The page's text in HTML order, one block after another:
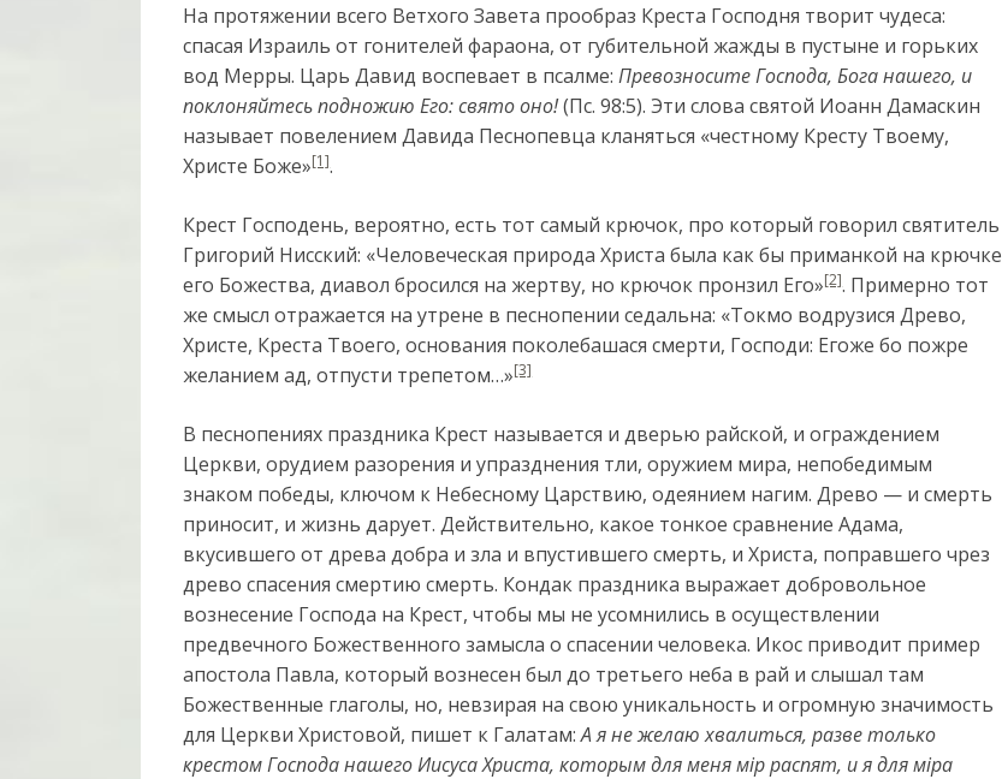
На протяжении всего Ветхого Завета прообраз Креста Господня творит чудеса:
спасая Израиль от гонителей фараона, от губительной жажды в пустыне и горьких
вод Мерры. Царь Давид воспевает в псалме:Превозносите Господа, Бога нашего, и
поклоняйтесь подножию Его: свято оно!(Пс. 98:5). Эти слова святой Иоанн Дамаскин
называет повелением Давида Песнопевца кланяться «честному Кресту Твоему,
Христе Боже»[1].
Крест Господень, вероятно, есть тот самый крючок, про который говорил святитель
Григорий Нисский: «Человеческая природа Христа была как бы приманкой на крючке
его Божества, диавол бросился на жертву, но крючок пронзил Его»[2]. Примерно тот
же смысл отражается на утрене в песнопении седальна: «Токмо водрузися Древо,
Христе, Креста Твоего, основания поколебашася смерти, Господи: Егоже бо пожре
желанием ад, отпусти трепетом…»[3]
В песнопениях праздника Крест называется и дверью райской, и ограждением
Церкви, орудием разорения и упразднения тли, оружием мира, непобедимым
знаком победы, ключом к Небесному Царствию, одеянием нагим. Древо — и смерть
приносит, и жизнь дарует. Действительно, какое тонкое сравнение Адама,
вкусившего от древа добра и зла и впустившего смерть, и Христа, поправшего чрез
древо спасения смертию смерть. Кондак праздника выражает добровольное
вознесение Господа на Крест, чтобы мы не усомнились в осуществлении
предвечного Божественного замысла о спасении человека. Икос приводит пример
апостола Павла, который вознесен был до третьего неба в рай и слышал там
Божественные глаголы, но, невзирая на свою уникальность и огромную значимость
для Церкви Христовой, пишет к Галатам:А я не желаю хвалиться, разве только
крестом Господа нашего Иисуса Христа, которым для меня мiр распят, и я для мiра